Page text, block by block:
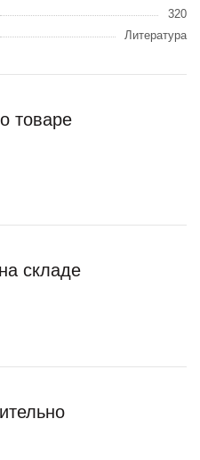
320
Литература
товаре
складе